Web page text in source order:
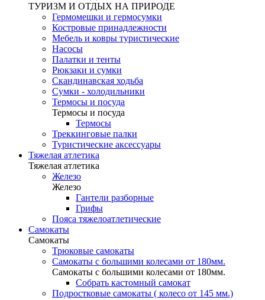
ТУРИЗМ И ОТДЫХ НА ПРИРОДЕ
Гермомешки и гермосумки
Костровые принадлежности
Мебель и ковры туристические
Насосы
Палатки и тенты
Рюкзаки и сумки
Скандинавская ходьба
Сумки - холодильники
Термосы и посуда
Термосы и посуда
Термосы
Треккинговые палки
Туристические аксессуары
Тяжелая атлетика
Тяжелая атлетика
Железо
Железо
Гантели разборные
Грифы
Пояса тяжелоатлетические
Самокаты
Самокаты
Трюковые самокаты
Самокаты с большими колесами от 180мм.
Самокаты с большими колесами от 180мм.
Собрать кастомный самокат
Подростковые самокаты ( колесо от 145 мм.)